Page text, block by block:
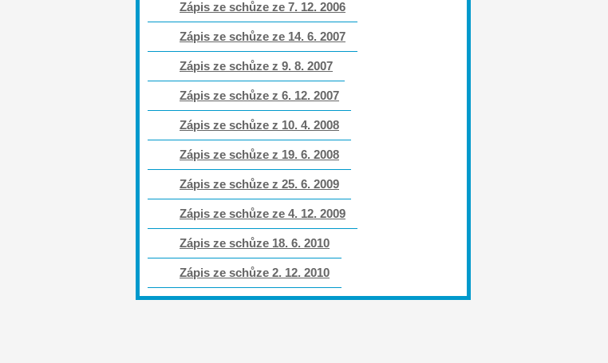
Zápis ze schůze ze 7. 12. 2006
Zápis ze schůze ze 14. 6. 2007
Zápis ze schůze z 9. 8. 2007
Zápis ze schůze z 6. 12. 2007
Zápis ze schůze z 10. 4. 2008
Zápis ze schůze z 19. 6. 2008
Zápis ze schůze z 25. 6. 2009
Zápis ze schůze ze 4. 12. 2009
Zápis ze schůze 18. 6. 2010
Zápis ze schůze 2. 12. 2010